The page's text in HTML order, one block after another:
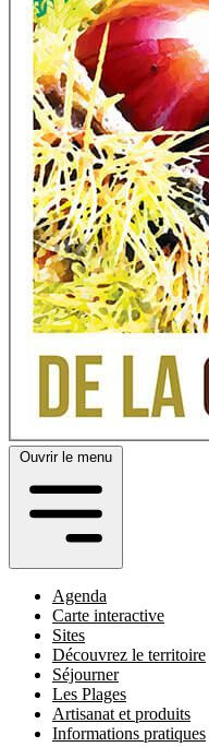
Ouvrir le menu
Agenda
Carte interactive
Sites
Découvrez le territoire
Séjourner
Les Plages
Artisanat et produits
Informations pratiques